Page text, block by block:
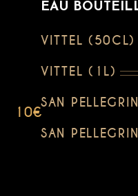
10€
EAU
VITTEL (50CL)
VITTEL (1L)
SAN
SAN